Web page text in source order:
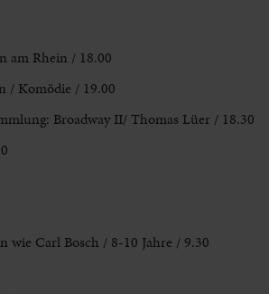
am Rhein / 18.00
/ Komödie / 19.00
Broadway II/ Thomas Lüer / 18.30
wie Carl Bosch / 8-10 Jahre / 9.30